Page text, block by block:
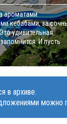
ароматами
кебабами, за
удивительная
И пусть
в архиве.
можно